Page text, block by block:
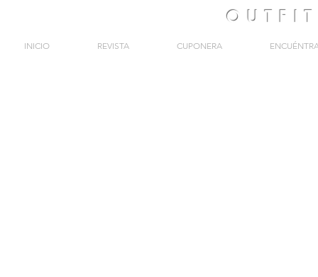
OUTFIT
INICIO REVISTA CUPONERA